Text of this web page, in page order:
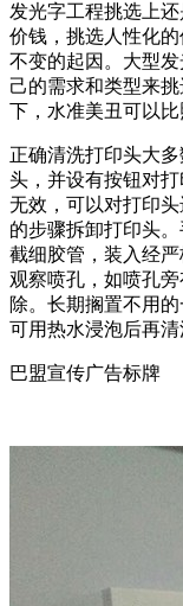
发光字工程挑选上
价钱，挑选人性化
不变的起因。大型
己的需求和类型来
下，水准美丑可以比
正确清洗打印头大
头，并设有按钮对
无效，可以对打印
的步骤拆卸打印头
截细胶管，装入经
观察喷孔，如喷孔
除。长期搁置不用
可用热水浸泡后再清
巴盟宣传广告标牌